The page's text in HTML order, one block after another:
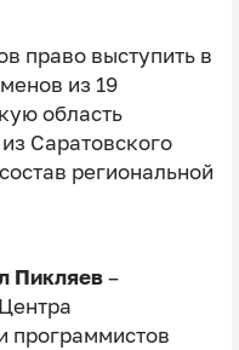
право выступить в
из 19
область
Саратовского
региональной
Пикляев–
программистов